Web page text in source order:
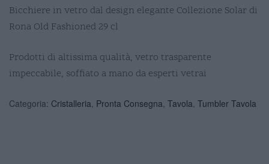
Bicchiere in vetro dal design elegante Collezione Solar di
Rona Old Fashioned 29 cl
Prodotti di altissima qualità, vetro trasparente
impeccabile, soffiato a mano da esperti vetrai
Categoria: Cristalleria Pronta Consegna Tavola Tumbler Tavola